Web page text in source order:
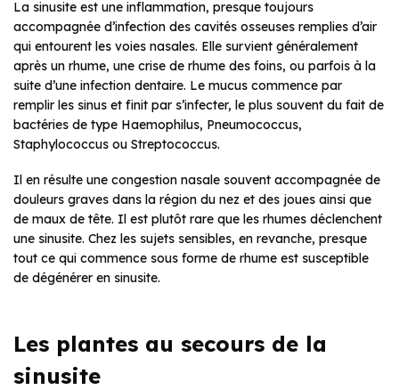
La sinusite est une inflammation, presque toujours
accompagnée d’infection des cavités osseuses remplies d’air
qui entourent les voies nasales. Elle survient généralement
après un rhume, une crise de rhume des foins, ou parfois à la
suite d’une infection dentaire. Le mucus commence par
remplir les sinus et finit par s’infecter, le plus souvent du fait de
bactéries de type Haemophilus, Pneumococcus,
Staphylococcus ou Streptococcus.
Il en résulte une congestion nasale souvent accompagnée de
douleurs graves dans la région du nez et des joues ainsi que
de maux de tête. Il est plutôt rare que les rhumes déclenchent
une sinusite. Chez les sujets sensibles, en revanche, presque
tout ce qui commence sous forme de rhume est susceptible
de dégénérer en sinusite.
Les plantes au secours de la
sinusite